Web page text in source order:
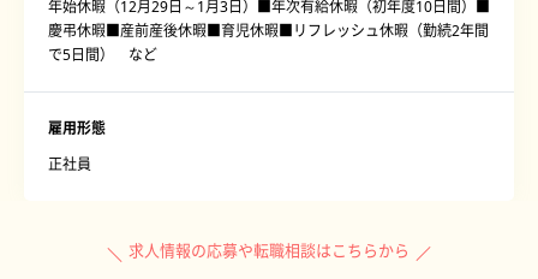
年始休暇（12月29日～1月3日）■年次有給休暇（初年度10日間）■
慶弔休暇■産前産後休暇■育児休暇■リフレッシュ休暇（勤続2年間
で5日間） など
雇用形態
正社員
求人情報の応募や転職相談はこちらから